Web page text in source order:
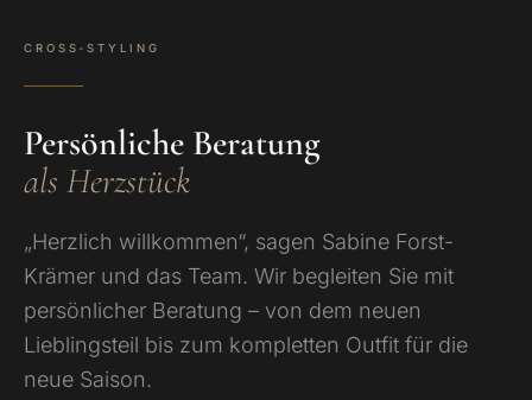
CROSS-STYLING
Persönliche Beratung
als Herzstück
„Herzlich willkommen“, sagen Sabine Forst-
Krämer und das Team. Wir begleiten Sie mit
persönlicher Beratung – von dem neuen
Lieblingsteil bis zum kompletten Outfit für die
neue Saison.